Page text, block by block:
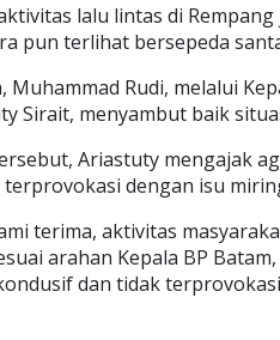
lalu lintas di
pun terlihat bersepeda
Muhammad Rudi, melalui
Sirait, menyambut baik
Ariastuty mengajak
dengan isu
terima, aktivitas
arahan Kepala BP
dan tidak